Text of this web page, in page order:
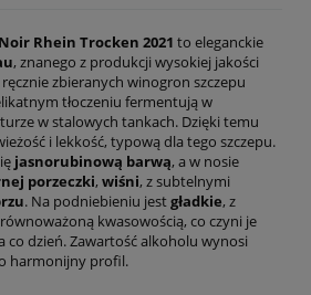
Rhein Trocken 2021 to eleganckie
, znanego z produkcji wysokiej jakości
zbieranych winogron szczepu
tłoczeniu fermentują w
w stalowych tankach. Dzięki temu
i lekkość, typową dla tego szczepu.
jasnorubinową barwą, a w nosie
porzeczki, wiśni, z subtelnymi
. Na podniebieniu jestgładkie, z
kwasowością, co czyni je
co dzień. Zawartość alkoholu wynosi
harmonijny profil.